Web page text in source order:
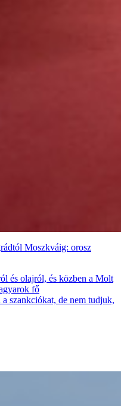
Moszkváig: orosz
és olajról, és közben a Molt
fő
szankciókat, de nem tudjuk,